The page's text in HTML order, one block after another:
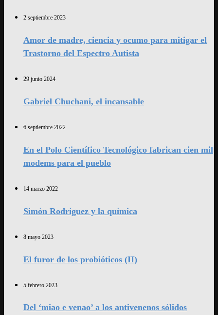
2 septiembre 2023
Amor de madre, ciencia y ocumo para mitigar el
Trastorno del Espectro Autista
29 junio 2024
Gabriel Chuchani, el incansable
6 septiembre 2022
En el Polo Científico Tecnológico fabrican cien mil
modems para el pueblo
14 marzo 2022
Simón Rodríguez y la química
8 mayo 2023
El furor de los probióticos (II)
5 febrero 2023
Del ‘miao e venao’ a los antivenenos sólidos